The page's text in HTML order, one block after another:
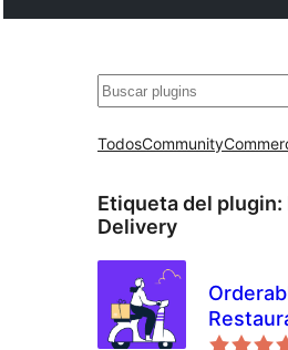
Buscar
TodosCommunity
Etiqueta del plugin:
Delivery